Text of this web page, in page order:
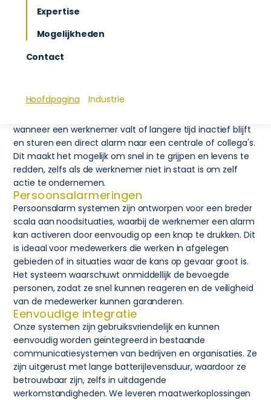
Expertise
Mogelijkheden
Contact
Hoofdpagina Industrie
hulp kunnen krijgen in geval van een ongeval,
een alarm te verzenden zodra er een probleem wordt
gedetecteerd.
Automatische detectering
toestand bevindt en geen manier heeft om zelf hulp in te
wanneer een werknemer valt of langere tijd inactief blijft
en sturen een direct alarm naar een centrale of collega's.
Dit maakt het mogelijk om snel in te grijpen en levens te
redden, zelfs als de werknemer niet in staat is om zelf
actie te ondernemen.
Persoonsalarmeringen
Persoonsalarm systemen zijn ontworpen voor een breder
scala aan noodsituaties, waarbij de werknemer een alarm
kan activeren door eenvoudig op een knop te drukken. Dit
is ideaal voor medewerkers die werken in afgelegen
gebieden of in situaties waar de kans op gevaar groot is.
Het systeem waarschuwt onmiddellijk de bevoegde
personen, zodat ze snel kunnen reageren en de veiligheid
van de medewerker kunnen garanderen.
Eenvoudige integratie
Onze systemen zijn gebruiksvriendelijk en kunnen
eenvoudig worden geïntegreerd in bestaande
communicatiesystemen van bedrijven en organisaties. Ze
zijn uitgerust met lange batterijlevensduur, waardoor ze
betrouwbaar zijn, zelfs in uitdagende
werkomstandigheden. We leveren maatwerkoplossingen